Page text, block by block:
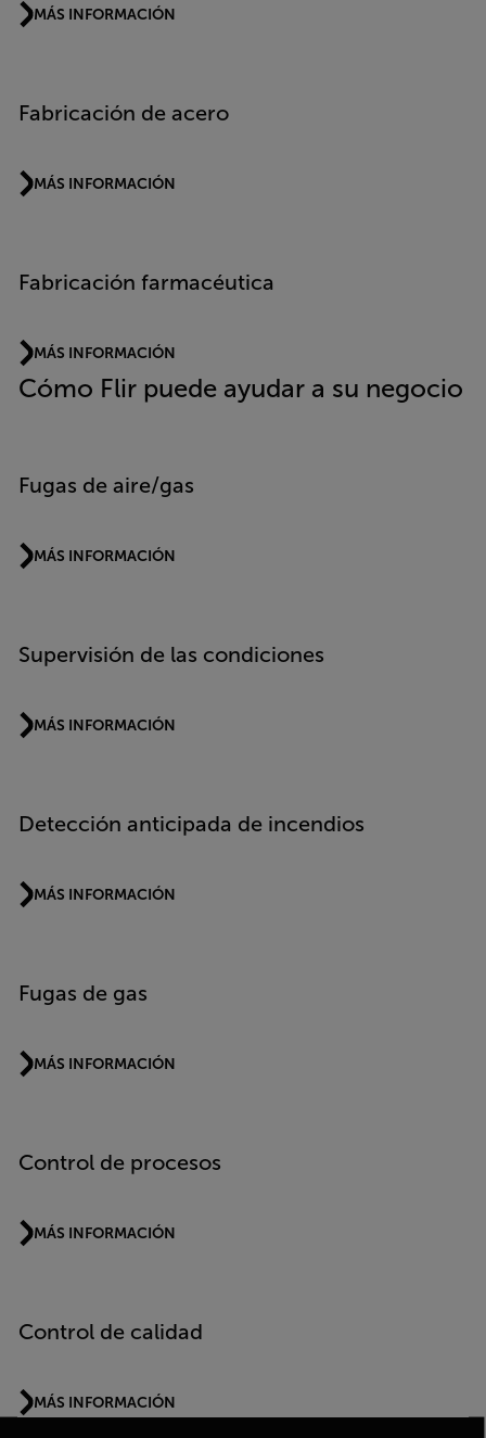
MÁS INFORMACIÓN
Fabricación de acero
MÁS INFORMACIÓN
Fabricación farmacéutica
MÁS INFORMACIÓN
Cómo Flir puede ayudar a su negocio
Fugas de aire/gas
MÁS INFORMACIÓN
Supervisión de las condiciones
MÁS INFORMACIÓN
Detección anticipada de incendios
MÁS INFORMACIÓN
Fugas de gas
MÁS INFORMACIÓN
Control de procesos
MÁS INFORMACIÓN
Control de calidad
MÁS INFORMACIÓN